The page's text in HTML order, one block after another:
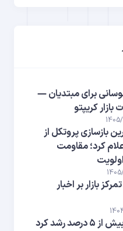
برای مبتدیان —
بازار کریپتو
بازسازی پروتکل از
کرد؛ مقاومت
بازار بر اخبار
ریپل (XRP) بیش از ۵ درصد رشد کرد